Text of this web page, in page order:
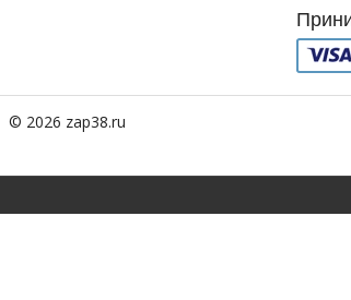
© 2026 zap38.ru